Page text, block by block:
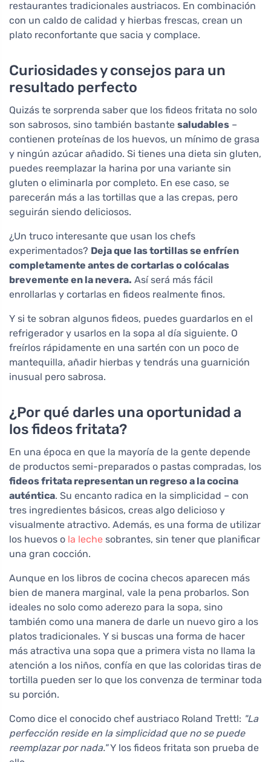
restaurantes tradicionales austriacos. En combinación
con un caldo de calidad y hierbas frescas, crean un
plato reconfortante que sacia y complace.
Curiosidades y consejos para un
resultado perfecto
Quizás te sorprenda saber que los fideos fritata no solo
son sabrosos, sino también bastante saludables –
contienen proteínas de los huevos, un mínimo de grasa
y ningún azúcar añadido. Si tienes una dieta sin gluten,
puedes reemplazar la harina por una variante sin
gluten o eliminarla por completo. En ese caso, se
parecerán más a las tortillas que a las crepas, pero
seguirán siendo deliciosos.
¿Un truco interesante que usan los chefs
experimentados? Deja que las tortillas se enfríen
completamente antes de cortarlas o colócalas
brevemente en la nevera. Así será más fácil
enrollarlas y cortarlas en fideos realmente finos.
Y si te sobran algunos fideos, puedes guardarlos en el
refrigerador y usarlos en la sopa al día siguiente. O
freírlos rápidamente en una sartén con un poco de
mantequilla, añadir hierbas y tendrás una guarnición
inusual pero sabrosa.
¿Por qué darles una oportunidad a
los fideos fritata?
En una época en que la mayoría de la gente depende
de productos semi-preparados o pastas compradas, los
fideos fritata representan un regreso a la cocina
auténtica. Su encanto radica en la simplicidad – con
tres ingredientes básicos, creas algo delicioso y
visualmente atractivo. Además, es una forma de utilizar
los huevos o la leche sobrantes, sin tener que planificar
una gran cocción.
Aunque en los libros de cocina checos aparecen más
bien de manera marginal, vale la pena probarlos. Son
ideales no solo como aderezo para la sopa, sino
también como una manera de darle un nuevo giro a los
platos tradicionales. Y si buscas una forma de hacer
más atractiva una sopa que a primera vista no llama la
atención a los niños, confía en que las coloridas tiras de
tortilla pueden ser lo que los convenza de terminar toda
su porción.
Como dice el conocido chef austriaco Roland Trettl: "La
perfección reside en la simplicidad que no se puede
reemplazar por nada."Y los fideos fritata son prueba de